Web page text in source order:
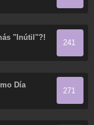
"Inútil"?!
241
Día
271